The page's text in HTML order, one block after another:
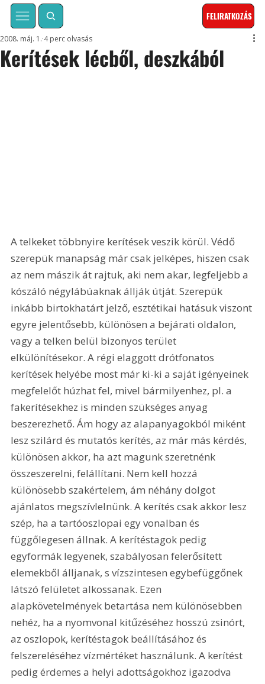
FELIRATKOZÁS
Kerítések lécből, deszkából
2008. máj. 1. 4 perc olvasás
A telkeket többnyire kerítések veszik körül. Védő
szerepük manapság már csak jelképes, hiszen csak
az nem mászik át rajtuk, aki nem akar, legfeljebb a
kószáló négylábúaknak állják útját. Szerepük
inkább birtokhatárt jelző, esztétikai hatásuk viszont
egyre jelentősebb, különösen a bejárati oldalon,
vagy a telken belül bizonyos terület
elkülönítésekor. A régi elaggott drótfonatos
kerítések helyébe most már ki-ki a saját igényeinek
megfelelőt húzhat fel, mivel bármilyenhez, pl. a
fakerítésekhez is minden szükséges anyag
beszerezhető. Ám hogy az alapanyagokból miként
lesz szilárd és mutatós kerítés, az már más kérdés,
különösen akkor, ha azt magunk szeretnénk
összeszerelni, felállítani. Nem kell hozzá
különösebb szakértelem, ám néhány dolgot
ajánlatos megszívlelnünk. A kerítés csak akkor lesz
szép, ha a tartóoszlopai egy vonalban és
függőlegesen állnak. A kerítéstagok pedig
egyformák legyenek, szabályosan felerősített
elemekből álljanak, s vízszintesen egybefüggőnek
látszó felületet alkossanak. Ezen
alapkövetelmények betartása nem különösebben
nehéz, ha a nyomvonal kitűzéséhez hosszú zsinórt,
az oszlopok, kerítéstagok beállításához és
felszereléséhez vízmértéket használunk. A kerítést
pedig érdemes a helyi adottságokhoz igazodva